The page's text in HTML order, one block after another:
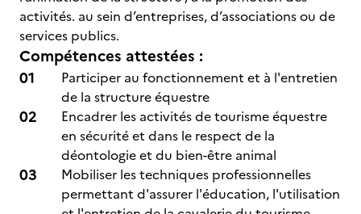
activités. au sein d’entreprises, d’associations ou de
services publics.
Compétences attestées :
Participer au fonctionnement et à l'entretien
de la structure équestre
Encadrer les activités de tourisme équestre
en sécurité et dans le respect de la
déontologie et du bien-être animal
Mobiliser les techniques professionnelles
permettant d'assurer l'éducation, l'utilisation